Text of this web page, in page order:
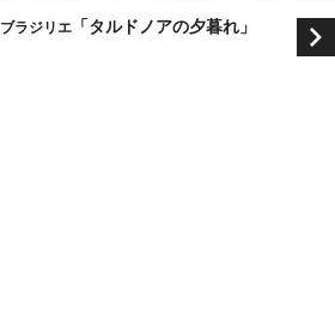
ブラジリエ「タルドノアの夕暮れ」